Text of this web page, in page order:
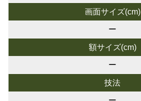
画面サイズ(cm)
ー
額サイズ(cm)
ー
技法